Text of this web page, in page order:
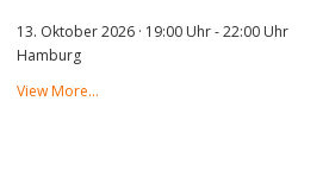
13. Oktober 2026 · 19:00 Uhr-22:00 Uhr
Hamburg
View More…